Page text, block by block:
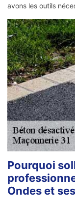
avons les outils
Pourquoi
Ondes et